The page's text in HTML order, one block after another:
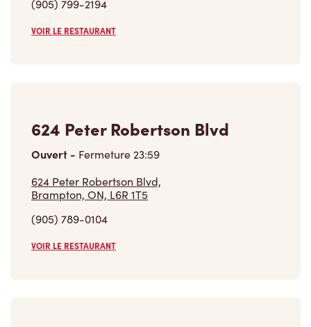
(905) 799-2194
VOIR LE RESTAURANT
624 Peter Robertson Blvd
Ouvert - Fermeture23:59
624 Peter Robertson Blvd,
Brampton, ON, L6R 1T5
(905) 789-0104
VOIR LE RESTAURANT